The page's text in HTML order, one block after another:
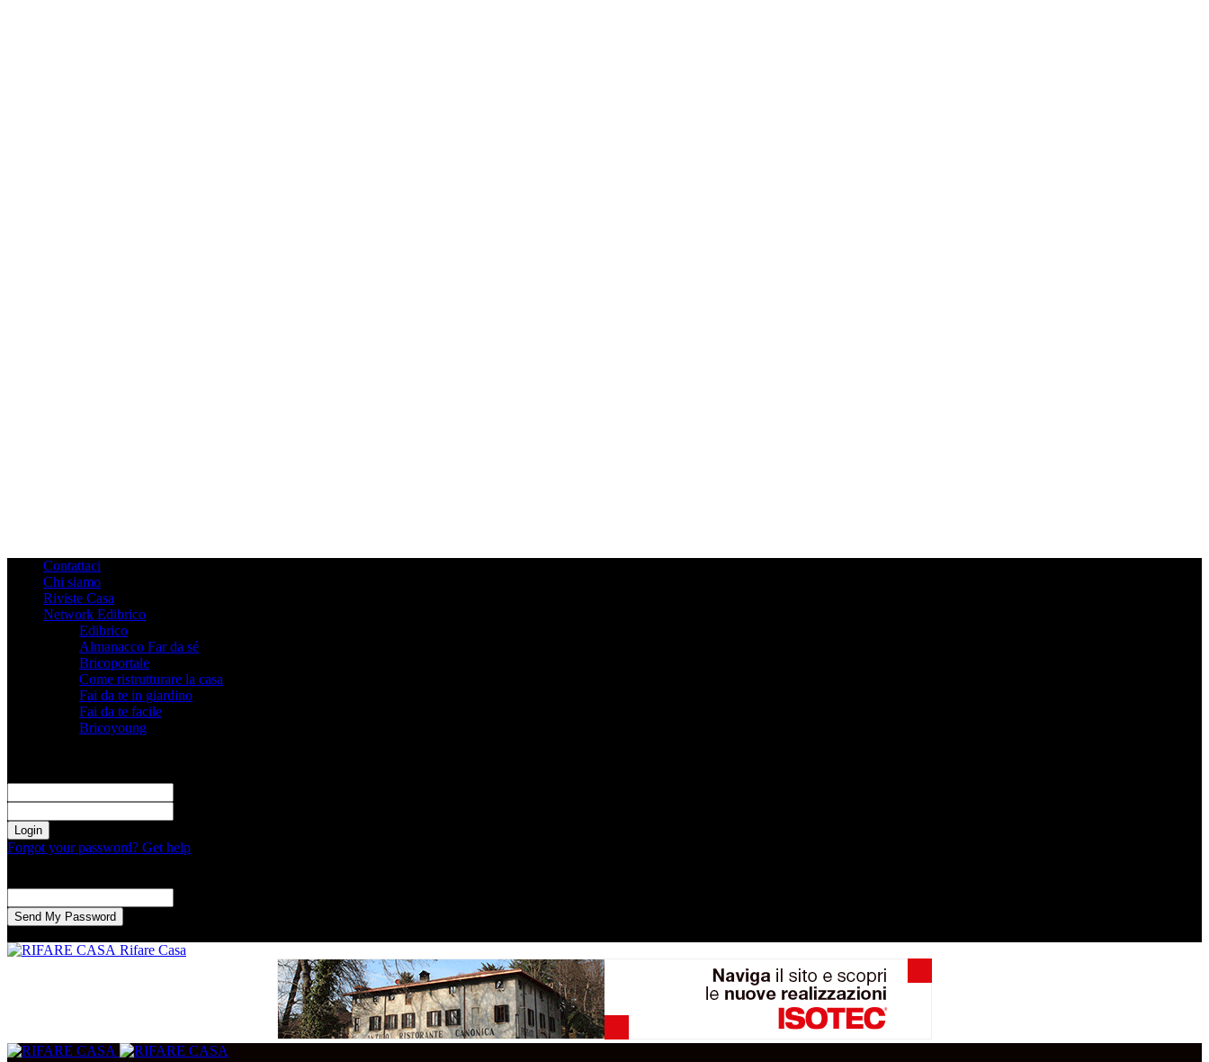
Contattaci
Chi siamo
Riviste Casa
Network Edibrico
Edibrico
Almanacco Far da sé
Bricoportale
Come ristrutturare la casa
Fai da te in giardino
Fai da te facile
Bricoyoung
Forgot your password? Get help
Rifare Casa